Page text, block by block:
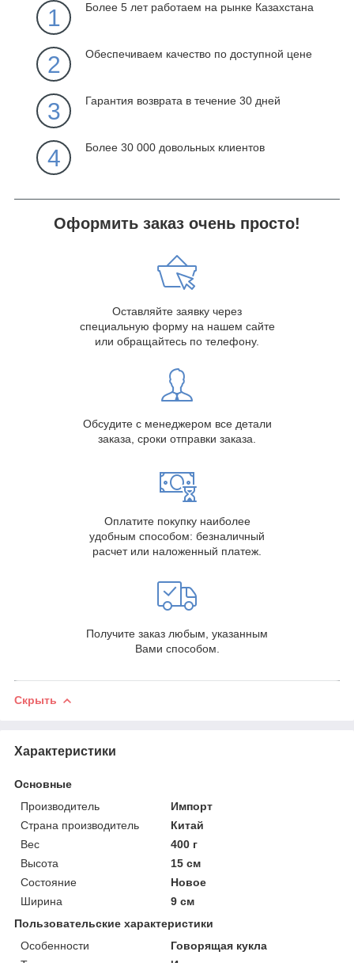
1 Более 5 лет работаем на рынке Казахстана
2 Обеспечиваем качество по доступной цене
3 Гарантия возврата в течение 30 дней
4 Более 30 000 довольных клиентов
Оформить заказ очень просто!
Оставляйте заявку через
специальную форму на нашем сайте
или обращайтесь по телефону.
Обсудите с менеджером все детали
заказа, сроки отправки заказа.
Оплатите покупку наиболее
удобным способом: безналичный
расчет или наложенный платеж.
Получите заказ любым, указанным
Вами способом.
Скрыть
Характеристики
Основные
Производитель
Импорт
Страна производитель
Китай
Вес
400 г
Высота
15 см
Состояние
Новое
Ширина
9 см
Пользовательские характеристики
Особенности
Говорящая кукла